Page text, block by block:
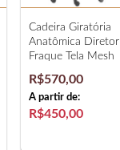
Cadeira Giratória
Anatômica Diretor
Fraque Tela Mesh
R$570,00
A partir de:
R$450,00